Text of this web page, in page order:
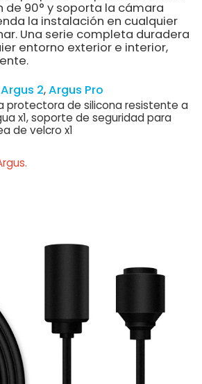
de 90° y soporta la cámara
la instalación en cualquier
Una serie completa duradera
entorno exterior e interior,
Argus 2 Argus Pro
protectora de silicona resistente a
x1, soporte de seguridad para
de velcro x1